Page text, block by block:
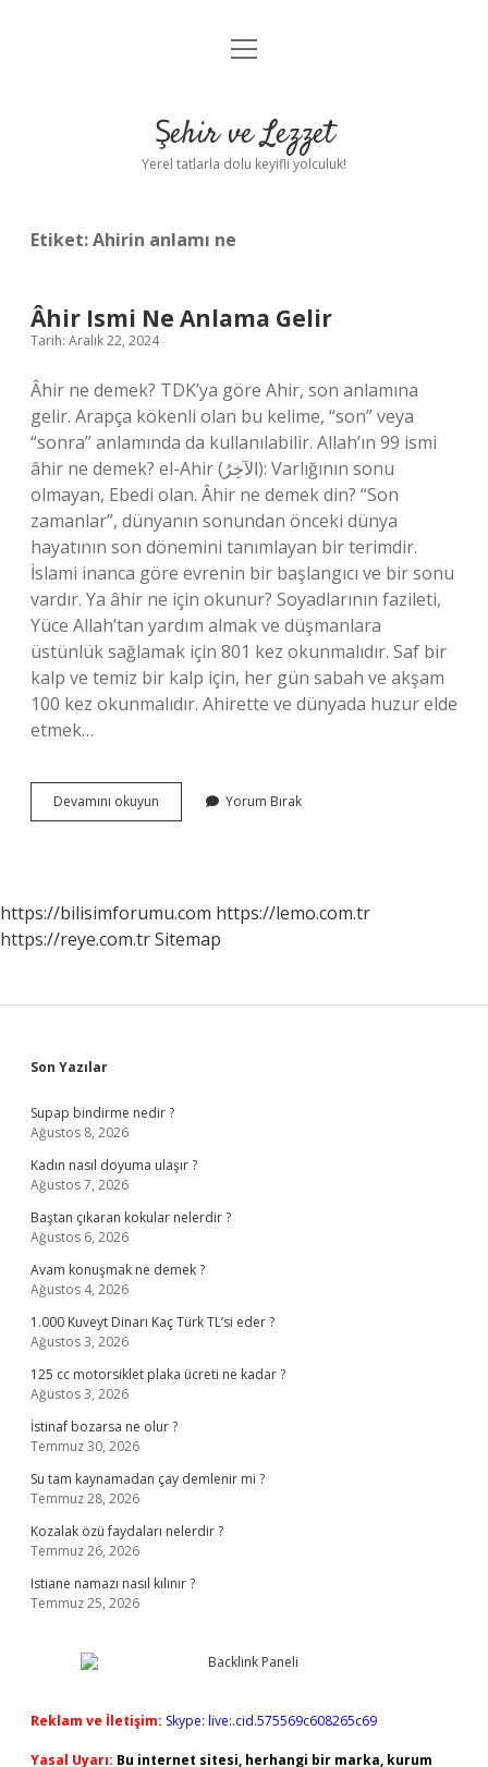
Anasayfa
Yasal Uyarı
menüyü
Şehir ve Lezzet
Yerel tatlarla dolu keyifli yolculuk!
Etiket:Ahirin anlamı ne
Âhir Ismi Ne Anlama Gelir
Tarih: Aralık 22, 2024
Âhir ne demek? TDK’ya göre Ahir, son anlamına
gelir. Arapça kökenli olan bu kelime, “son” veya
“sonra” anlamında da kullanılabilir. Allah’ın 99 ismi
âhir ne demek? el-Ahir (الآخِرُ): Varlığının sonu
olmayan, Ebedi olan. Âhir ne demek din? “Son
zamanlar”, dünyanın sonundan önceki dünya
hayatının son dönemini tanımlayan bir terimdir.
İslami inanca göre evrenin bir başlangıcı ve bir sonu
vardır. Ya âhir ne için okunur? Soyadlarının fazileti,
Yüce Allah’tan yardım almak ve düşmanlara
üstünlük sağlamak için 801 kez okunmalıdır. Saf bir
kalp ve temiz bir kalp için, her gün sabah ve akşam
100 kez okunmalıdır. Ahirette ve dünyada huzur elde
etmek…
Devamını okuyun
Ismi
Yorum Bırak
https://bilisimforumu.com https://lemo.com.tr
https://reye.com.trSitemap
Sidebar
Son Yazılar
Supap bindirme nedir ?
Ağustos 8, 2026
Kadın nasıl doyuma ulaşır ?
Ağustos 7, 2026
Baştan çıkaran kokular nelerdir ?
Ağustos 6, 2026
Avam konuşmak ne demek ?
Ağustos 4, 2026
1.000 Kuveyt Dinarı Kaç Türk TL’si eder ?
Ağustos 3, 2026
125 cc motorsiklet plaka ücreti ne kadar ?
Ağustos 3, 2026
İstinaf bozarsa ne olur ?
Temmuz 30, 2026
Su tam kaynamadan çay demlenir mi ?
Temmuz 28, 2026
Kozalak özü faydaları nelerdir ?
Temmuz 26, 2026
Istiane namazı nasıl kılınır ?
Temmuz 25, 2026
Reklam ve İletişim: Skype: live:.cid.575569c608265c69
Yasal Uyarı: Bu internet sitesi, herhangi bir marka, kurum